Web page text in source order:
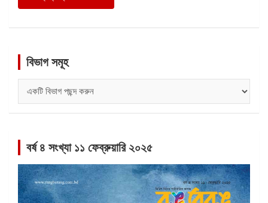
বিভাগ সমূহ
সমূহ
বর্ষ ৪ সংখ্যা ১১ ফেব্রুয়ারি ২০২৫